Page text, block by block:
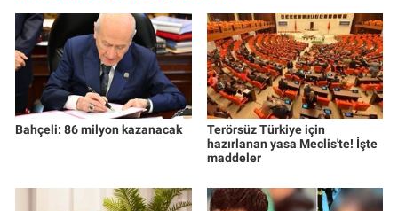
Bahçeli: 86 milyon kazanacak
Terörsüz Türkiye için
hazırlanan yasa Meclis'te! İşte
maddeler